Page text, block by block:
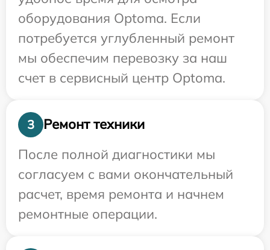
оборудования Optoma. Если
потребуется углубленный ремонт
мы обеспечим перевозку за наш
счет в сервисный центр Optoma.
3
Ремонт техники
После полной диагностики мы
согласуем с вами окончательный
расчет, время ремонта и начнем
ремонтные операции.